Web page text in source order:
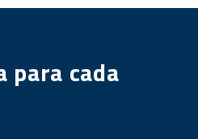
para cada